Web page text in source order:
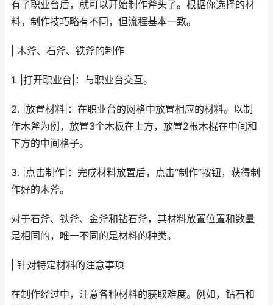
有了职业台后，就可以开始制作斧头了。根据你选择的材
料，制作技巧略有不同，但流程基本一致。
| 木斧、石斧、铁斧的制作
1. |打开职业台|：与职业台交互。
2. |放置材料|：在职业台的网格中放置相应的材料。以制
作木斧为例，放置3个木板在上方，放置2根木棍在中间和
下方的中间格子。
3. |点击制作|：完成材料放置后，点击“制作”按钮，获得制
作好的木斧。
对于石斧、铁斧、金斧和钻石斧，其材料放置位置和数量
是相同的，唯一不同的是材料的种类。
| 针对特定材料的注意事项
在制作经过中，注意各种材料的获取难度。例如，钻石和